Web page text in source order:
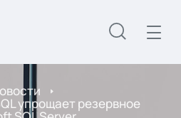
упрощает резервное